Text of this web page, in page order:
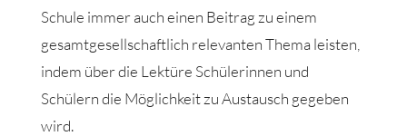
Schule immer auch einen Beitrag zu einem
gesamtgesellschaftlich relevanten Thema leisten,
indem über die Lektüre Schülerinnen und
Schülern die Möglichkeit zu Austausch gegeben
wird.